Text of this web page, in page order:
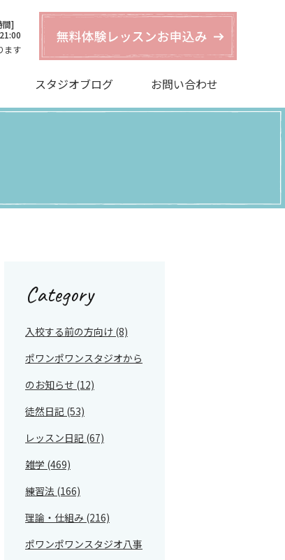
間]
ます
スタジオブログ お問い合わせ
Category
入校する前の方向け (8)
ポワンポワンスタジオから
のお知らせ (12)
徒然日記 (53)
レッスン日記 (67)
雑学 (469)
練習法 (166)
理論・仕組み (216)
ポワンポワンスタジオ八事